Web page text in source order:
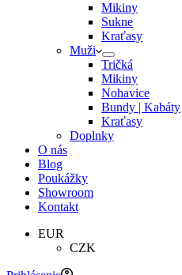
Mikiny
Sukne
Kraťasy
Muži
Tričká
Mikiny
Nohavice
Bundy | Kabáty
Kraťasy
Doplnky
O nás
Blog
Poukážky
Showroom
Kontakt
EUR
CZK